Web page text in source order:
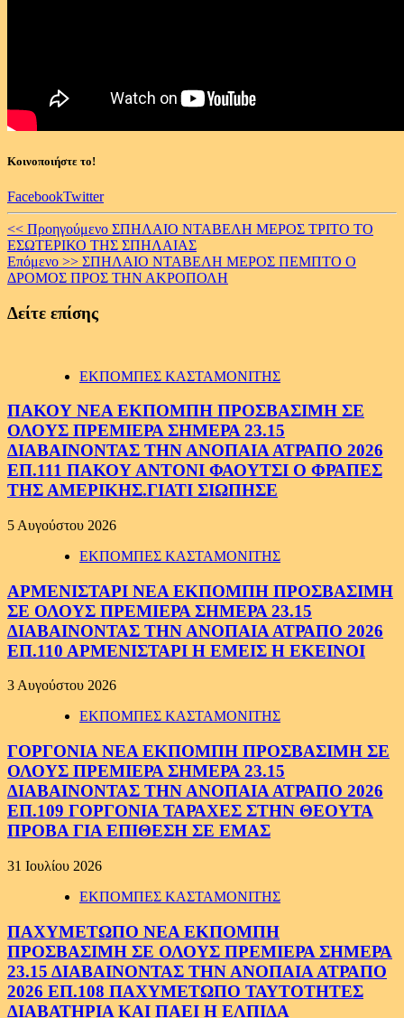
Κοινοποιήστε το!
FacebookTwitter
Continue
Reading
<< Προηγούμενο ΣΠΗΛΑΙΟ ΝΤΑΒΕΛΗ ΜΕΡΟΣ ΤΡΙΤΟ ΤΟ
ΕΣΩΤΕΡΙΚΟ ΤΗΣ ΣΠΗΛΑΙΑΣ
Επόμενο >> ΣΠΗΛΑΙΟ ΝΤΑΒΕΛΗ ΜΕΡΟΣ ΠΕΜΠΤΟ Ο
ΔΡΟΜΟΣ ΠΡΟΣ ΤΗΝ ΑΚΡΟΠΟΛΗ
Δείτε επίσης
ΕΚΠΟΜΠΕΣ ΚΑΣΤΑΜΟΝΙΤΗΣ
ΠΑΚΟΥ ΝΕΑ ΕΚΠΟΜΠΗ ΠΡΟΣΒΑΣΙΜΗ ΣΕ
ΟΛΟΥΣ ΠΡΕΜΙΕΡΑ ΣΗΜΕΡΑ 23.15
ΔΙΑΒΑΙΝΟΝΤΑΣ ΤΗΝ ΑΝΟΠΑΙΑ ΑΤΡΑΠΟ 2026
ΕΠ.111 ΠΑΚΟΥ ΑΝΤΟΝΙ ΦΑΟΥΤΣΙ Ο ΦΡΑΠΕΣ
ΤΗΣ ΑΜΕΡΙΚΗΣ.ΓΙΑΤΙ ΣΙΩΠΗΣΕ
5 Αυγούστου 2026
ΕΚΠΟΜΠΕΣ ΚΑΣΤΑΜΟΝΙΤΗΣ
ΑΡΜΕΝΙΣΤΑΡΙ ΝΕΑ ΕΚΠΟΜΠΗ ΠΡΟΣΒΑΣΙΜΗ
ΣΕ ΟΛΟΥΣ ΠΡΕΜΙΕΡΑ ΣΗΜΕΡΑ 23.15
ΔΙΑΒΑΙΝΟΝΤΑΣ ΤΗΝ ΑΝΟΠΑΙΑ ΑΤΡΑΠΟ 2026
ΕΠ.110 ΑΡΜΕΝΙΣΤΑΡΙ Η ΕΜΕΙΣ Η ΕΚΕΙΝΟΙ
3 Αυγούστου 2026
ΕΚΠΟΜΠΕΣ ΚΑΣΤΑΜΟΝΙΤΗΣ
ΓΟΡΓΟΝΙΑ ΝΕΑ ΕΚΠΟΜΠΗ ΠΡΟΣΒΑΣΙΜΗ ΣΕ
ΟΛΟΥΣ ΠΡΕΜΙΕΡΑ ΣΗΜΕΡΑ 23.15
ΔΙΑΒΑΙΝΟΝΤΑΣ ΤΗΝ ΑΝΟΠΑΙΑ ΑΤΡΑΠΟ 2026
ΕΠ.109 ΓΟΡΓΟΝΙΑ ΤΑΡΑΧΕΣ ΣΤΗΝ ΘΕΟΥΤΑ
ΠΡΟΒΑ ΓΙΑ ΕΠΙΘΕΣΗ ΣΕ ΕΜΑΣ
31 Ιουλίου 2026
ΕΚΠΟΜΠΕΣ ΚΑΣΤΑΜΟΝΙΤΗΣ
ΠΑΧΥΜΕΤΩΠΟ ΝΕΑ ΕΚΠΟΜΠΗ
ΠΡΟΣΒΑΣΙΜΗ ΣΕ ΟΛΟΥΣ ΠΡΕΜΙΕΡΑ ΣΗΜΕΡΑ
23.15 ΔΙΑΒΑΙΝΟΝΤΑΣ ΤΗΝ ΑΝΟΠΑΙΑ ΑΤΡΑΠΟ
2026 ΕΠ.108 ΠΑΧΥΜΕΤΩΠΟ ΤΑΥΤΟΤΗΤΕΣ
ΔΙΑΒΑΤΗΡΙΑ ΚΑΙ ΠΑΕΙ Η ΕΛΠΙΔΑ